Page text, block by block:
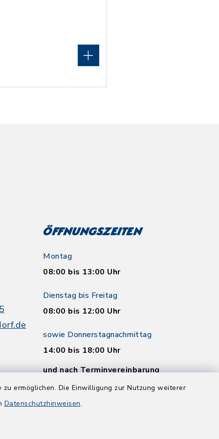
ermöglichen. Die Einwilligung zur Nutzung weiterer
Datenschutzhinweisen.
Öffnungszeiten
Montag
08:00 bis 13:00 Uhr
Dienstag bis Freitag
08:00 bis 12:00 Uhr
sowie Donnerstagnachmittag
14:00 bis 18:00 Uhr
und nach Terminvereinbarung